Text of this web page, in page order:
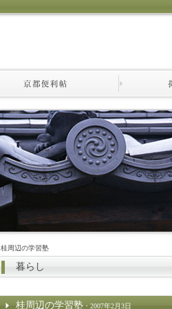
桂周辺の学習塾
暮らし
桂周辺の学習塾 ・2007年2月3日